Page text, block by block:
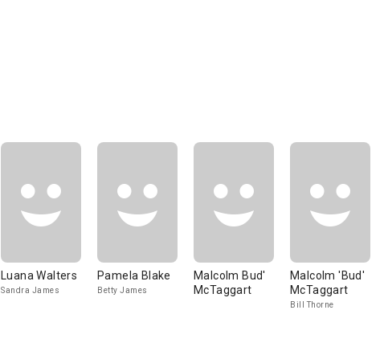
Luana Walters
Sandra James
Pamela Blake
Betty James
Malcolm Bud'
McTaggart
Malcolm 'Bud'
McTaggart
Bill Thorne